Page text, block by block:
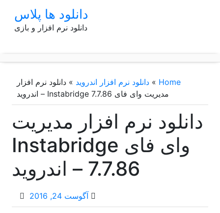
دانلود ها پلاس
دانلود نرم افزار و بازی
Home
»دانلود نرم افزار اندروید »دانلود نرم افزار
مدیریت وای فای Instabridge 7.7.86 – اندروید
دانلود نرم افزار مدیریت
وای فای Instabridge
7.7.86 – اندروید
آگوست 24, 2016